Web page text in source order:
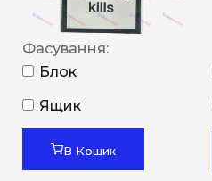
Фасування:
Блок
Ящик
В Кошик